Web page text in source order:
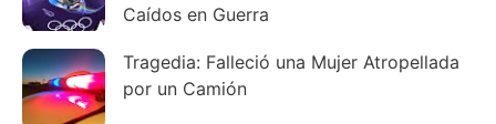
Caídos en Guerra
Tragedia: Falleció una Mujer Atropellada
por un Camión